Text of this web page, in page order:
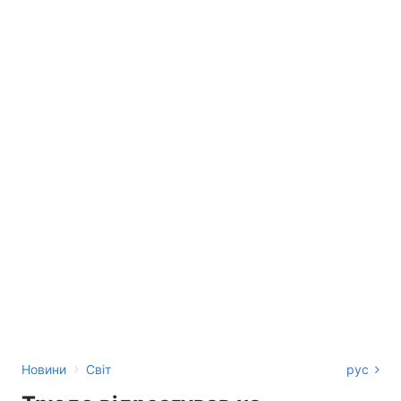
Новини › Світ рус